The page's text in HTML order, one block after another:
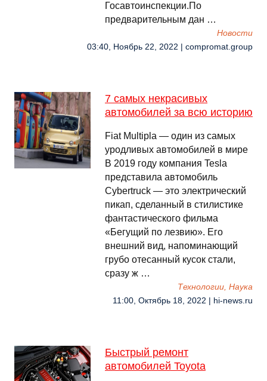
Госавтоинспекции.По
предварительным дан …
Новости
03:40, Ноябрь 22, 2022 | compromat.group
7 самых некрасивых
автомобилей за всю историю
Fiat Multipla — один из самых
уродливых автомобилей в мире
В 2019 году компания Tesla
представила автомобиль
Cybertruck — это электрический
пикап, сделанный в стилистике
фантастического фильма
«Бегущий по лезвию». Его
внешний вид, напоминающий
грубо отесанный кусок стали,
сразу ж …
Технологии, Наука
11:00, Октябрь 18, 2022 | hi-news.ru
Быстрый ремонт
автомобилей Toyota